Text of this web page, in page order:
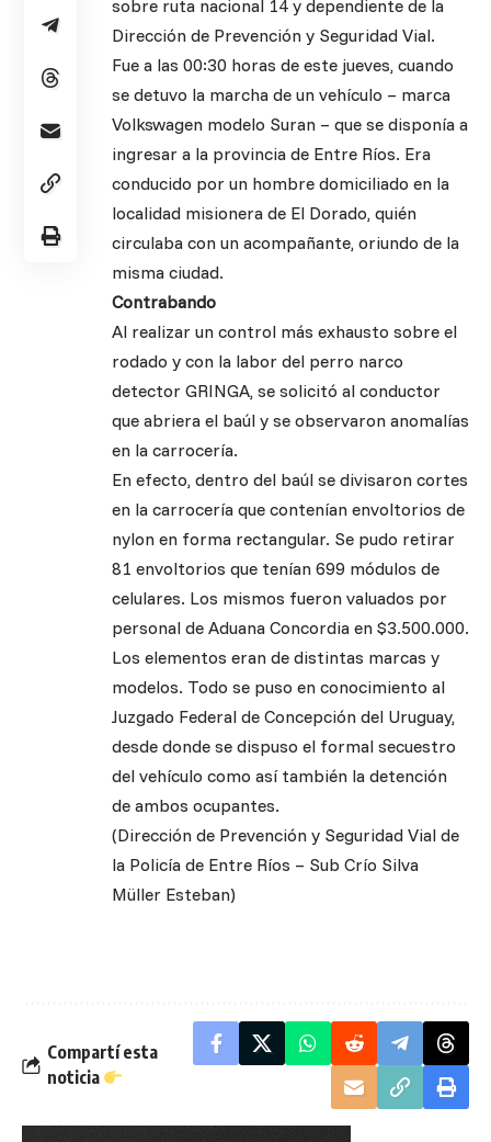
sobre ruta nacional 14 y dependiente de la
Dirección de Prevención y Seguridad Vial.
Fue a las 00:30 horas de este jueves, cuando
se detuvo la marcha de un vehículo – marca
Volkswagen modelo Suran – que se disponía a
ingresar a la provincia de Entre Ríos. Era
conducido por un hombre domiciliado en la
localidad misionera de El Dorado, quién
circulaba con un acompañante, oriundo de la
misma ciudad.
Contrabando
Al realizar un control más exhausto sobre el
rodado y con la labor del perro narco
detector GRINGA, se solicitó al conductor
que abriera el baúl y se observaron anomalías
en la carrocería.
En efecto, dentro del baúl se divisaron cortes
en la carrocería que contenían envoltorios de
nylon en forma rectangular. Se pudo retirar
81 envoltorios que tenían 699 módulos de
celulares. Los mismos fueron valuados por
personal de Aduana Concordia en $3.500.000.
Los elementos eran de distintas marcas y
modelos. Todo se puso en conocimiento al
Juzgado Federal de Concepción del Uruguay,
desde donde se dispuso el formal secuestro
del vehículo como así también la detención
de ambos ocupantes.
(Dirección de Prevención y Seguridad Vial de
la Policía de Entre Ríos – Sub Crío Silva
Müller Esteban)
Compartí esta
noticia